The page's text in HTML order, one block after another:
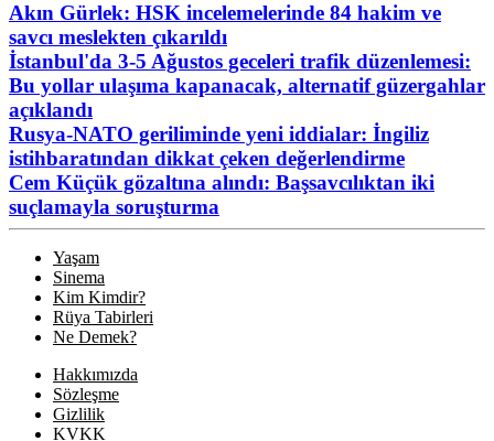
Akın Gürlek: HSK incelemelerinde 84 hakim ve
savcı meslekten çıkarıldı
İstanbul'da 3-5 Ağustos geceleri trafik düzenlemesi:
Bu yollar ulaşıma kapanacak, alternatif güzergahlar
açıklandı
Rusya-NATO geriliminde yeni iddialar: İngiliz
istihbaratından dikkat çeken değerlendirme
Cem Küçük gözaltına alındı: Başsavcılıktan iki
suçlamayla soruşturma
Yaşam
Sinema
Kim Kimdir?
Rüya Tabirleri
Ne Demek?
Hakkımızda
Sözleşme
Gizlilik
KVKK